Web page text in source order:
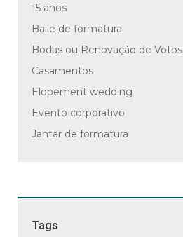
15 anos
Baile de formatura
Bodas ou Renovação de Votos
Casamentos
Elopement wedding
Evento corporativo
Jantar de formatura
Tags